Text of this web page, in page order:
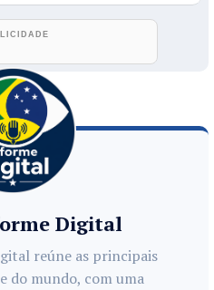
Digital
reúne as principais
do mundo, com uma